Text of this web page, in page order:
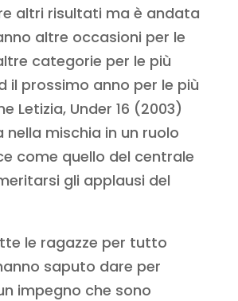
altri risultati ma è andata
altre occasioni per le
categorie per le più
il prossimo anno per le più
Letizia, Under 16 (2003)
mischia in un ruolo
come quello del centrale
gli applausi del
le ragazze per tutto
saputo dare per
impegno che sono